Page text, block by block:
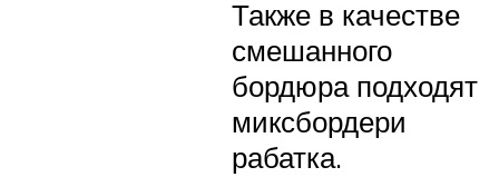
Также в качестве
смешанного
бордюра подходят
миксбордери
рабатка.